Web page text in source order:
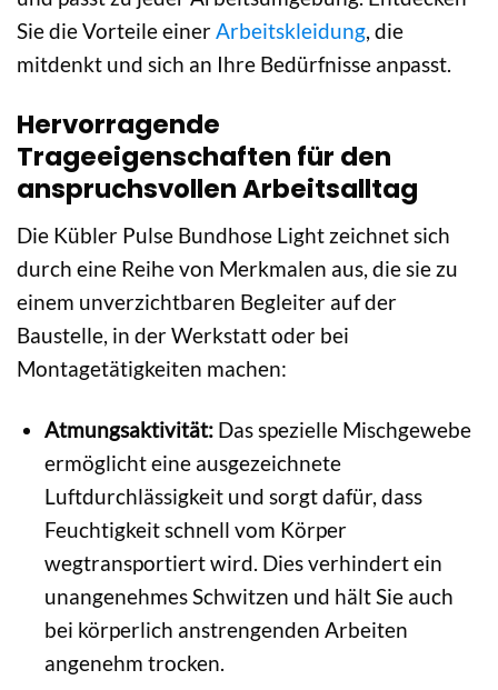
Sie die Vorteile einerArbeitskleidung, die
mitdenkt und sich an Ihre Bedürfnisse anpasst.
Hervorragende
Trageeigenschaften für den
anspruchsvollen Arbeitsalltag
Die Kübler Pulse Bundhose Light zeichnet sich
durch eine Reihe von Merkmalen aus, die sie zu
einem unverzichtbaren Begleiter auf der
Baustelle, in der Werkstatt oder bei
Montagetätigkeiten machen:
Atmungsaktivität:Das spezielle Mischgewebe
ermöglicht eine ausgezeichnete
Luftdurchlässigkeit und sorgt dafür, dass
Feuchtigkeit schnell vom Körper
wegtransportiert wird. Dies verhindert ein
unangenehmes Schwitzen und hält Sie auch
bei körperlich anstrengenden Arbeiten
angenehm trocken.